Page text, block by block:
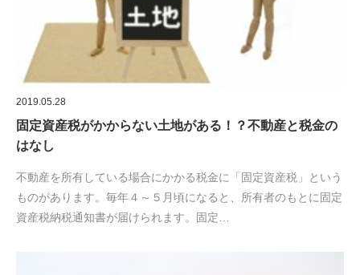
2019.05.28
固定資産税がかからない土地がある！？不動産と税金の
はなし
不動産を所有している場合にかかる税金に「固定資産税」という
ものがあります。毎年４～５月頃になると、所有者のもとに固定
資産税納税通知書が届けられます。固定…